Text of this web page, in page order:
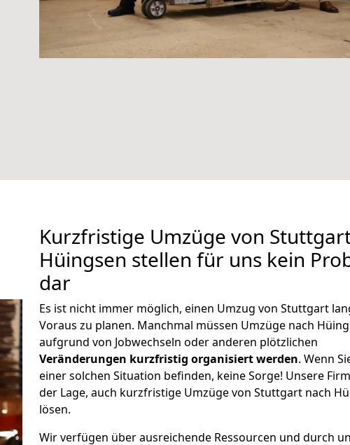
Kurzfristige Umzüge von
Hüingsen stellen für uns kein
dar
Es ist nicht immer möglich, einen Umzug von Stuttgart
Voraus zu planen. Manchmal müssen Umzüge nach
aufgrund von Jobwechseln oder anderen plötzlichen
Veränderungen kurzfristig organisiert werden. Wenn
einer solchen Situation befinden, keine Sorge! Unsere
der Lage, auch kurzfristige Umzüge von Stuttgart nach
lösen.
Wir verfügen über ausreichende Ressourcen und durch